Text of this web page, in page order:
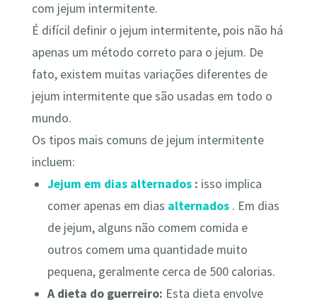
com jejum intermitente.
É difícil definir o jejum intermitente, pois não há
apenas um método correto para o jejum. De
fato, existem muitas variações diferentes de
jejum intermitente que são usadas em todo o
mundo.
Os tipos mais comuns de jejum intermitente
incluem:
Jejum em dias alternados : isso implica
comer apenas em dias alternados . Em dias
de jejum, alguns não comem comida e
outros comem uma quantidade muito
pequena, geralmente cerca de 500 calorias.
A dieta do guerreiro: Esta dieta envolve